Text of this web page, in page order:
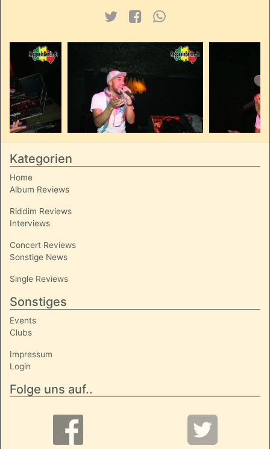
Kategorien
Home
Album Reviews
Riddim Reviews
Interviews
Concert Reviews
Sonstige News
Single Reviews
Sonstiges
Events
Clubs
Impressum
Login
Folge uns auf..